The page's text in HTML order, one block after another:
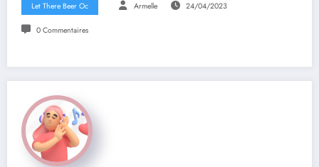
Let There Beer Oc Armelle 24/04/2023
0 Commentaires